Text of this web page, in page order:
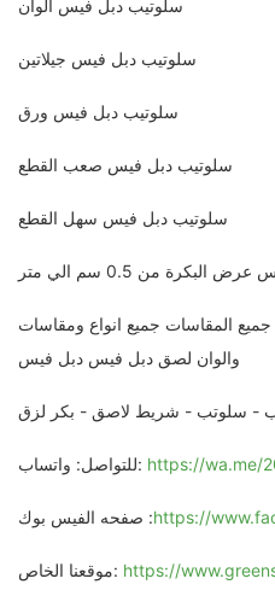
سلوتيب دبل فيس الوان
سلوتيب دبل فيس جيلاتين
سلوتيب دبل فيس ورق
سلوتيب دبل فيس صعب القطع
سلوتيب دبل فيس سهل القطع
البكرة من 0.5 سم الي متر
المقاسات جميع انواع ومقاسات
والوان لصق دبل فيس دبل فيس
- سلوتب - شريط لاصق - بكر لزق
للتواصل: واتساب: https://wa.me/
صفحه الفيس بوك :https://
موقعنا الخاص: https://